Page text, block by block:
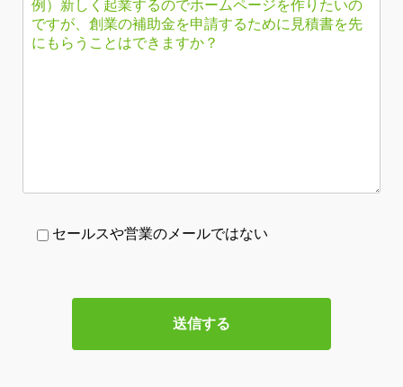
セールスや営業のメールではない